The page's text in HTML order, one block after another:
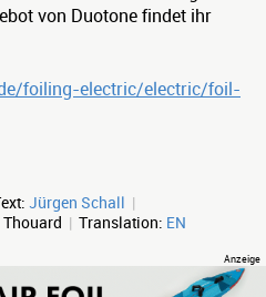
von Duotone findet ihr
foiling-electric/electric/foil-
Jürgen Schall |
Thouard | Translation: EN